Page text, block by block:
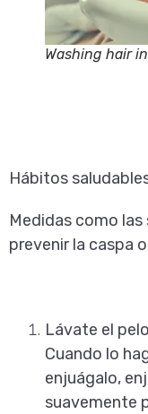
Washing hair
Hábitos
Medidas como
prevenir la caspa
Lávate el
Cuando lo
enjuágalo,
suavemente